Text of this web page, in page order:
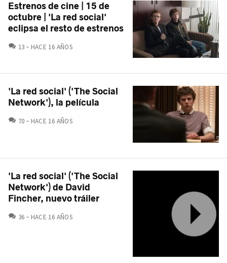
Estrenos de cine | 15 de
octubre | 'La red social'
eclipsa el resto de estrenos
13 COMENTARIOS
HACE 16 AÑOS
'La red social' ('The Social
Network'), la película
70 COMENTARIOS
HACE 16 AÑOS
'La red social' ('The Social
Network') de David
Fincher, nuevo tráiler
36 COMENTARIOS
HACE 16 AÑOS